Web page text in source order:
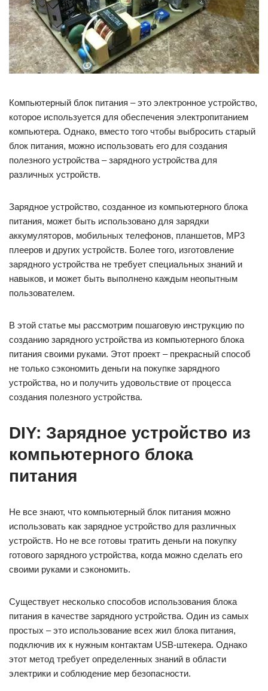
Компьютерный блок питания – это электронное устройство,
которое используется для обеспечения электропитанием
компьютера. Однако, вместо того чтобы выбросить старый
блок питания, можно использовать его для создания
полезного устройства – зарядного устройства для
различных устройств.
Зарядное устройство, созданное из компьютерного блока
питания, может быть использовано для зарядки
аккумуляторов, мобильных телефонов, планшетов, MP3
плееров и других устройств. Более того, изготовление
зарядного устройства не требует специальных знаний и
навыков, и может быть выполнено каждым неопытным
пользователем.
В этой статье мы рассмотрим пошаговую инструкцию по
созданию зарядного устройства из компьютерного блока
питания своими руками. Этот проект – прекрасный способ
не только сэкономить деньги на покупке зарядного
устройства, но и получить удовольствие от процесса
создания полезного устройства.
DIY: Зарядное устройство из
компьютерного блока
питания
Не все знают, что компьютерный блок питания можно
использовать как зарядное устройство для различных
устройств. Но не все готовы тратить деньги на покупку
готового зарядного устройства, когда можно сделать его
своими руками и сэкономить.
Существует несколько способов использования блока
питания в качестве зарядного устройства. Один из самых
простых – это использование всех жил блока питания,
подключив их к нужным контактам USB-штекера. Однако
этот метод требует определенных знаний в области
электрики и соблюдение мер безопасности.